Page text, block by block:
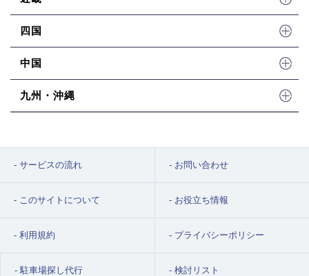
四国
中国
九州・沖縄
サービスの流れ お問い合わせ
このサイトについて お役立ち情報
利用規約 プライバシーポリシー
駐車場探し代行 検討リスト